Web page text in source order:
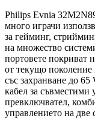
Philips Evnia
много играчи
за гейминг,
на множество
портовете покриват
от текущо поколение
със захранване до
кабел за съвместими
превключвател,
управлението на две